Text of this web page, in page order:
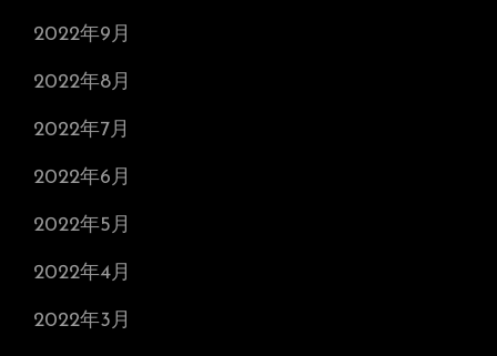
2022年9月
2022年8月
2022年7月
2022年6月
2022年5月
2022年4月
2022年3月